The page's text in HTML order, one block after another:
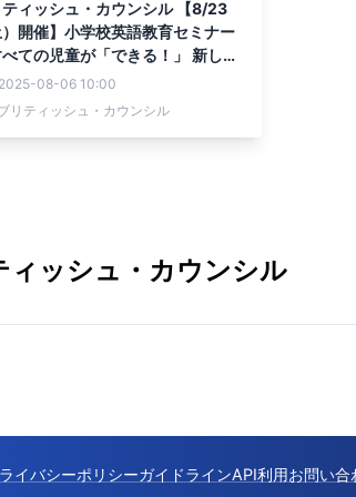
ティッシュ・カウンシル 【8/23
）開催】小学校英語教育セミナー
べての児童が「できる！」 新しい
校英語へ 「聞く話す」と「読み
を連動し、その先へつなげるた
（飯田橋ブリティッシュ・カウ
2025-08-06 10:00
リティッシュ・カウンシル
ィッシュ・カウンシル
イバシーポリシーガイドラインAPI利用お問い合